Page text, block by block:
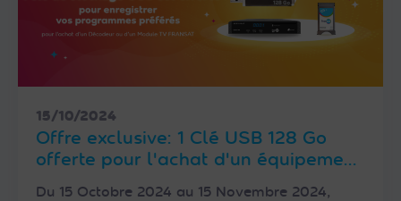
15/10/2024
Offre exclusive: 1 Clé USB 128 Go
offerte pour l'achat d'un équipement
Du 15 Octobre 2024 au 15 Novembre 2024,